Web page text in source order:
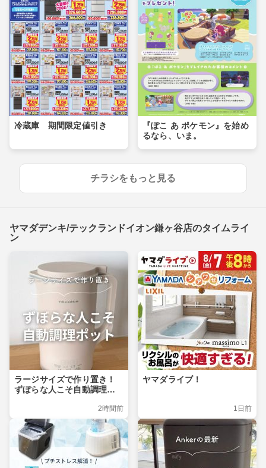
冷蔵庫 期間限定値引き
『ぽこ あ ポケモン』を始め
るなら、いま。
チラシをもっと見る
ヤマダデンキ/テックランドイオン鎌ヶ谷店のタイムライ
ン
ラージサイズで作り置き！
ずぼらな人こそ自動調理ポ
2時間前
ヤマダライブ！
1日前